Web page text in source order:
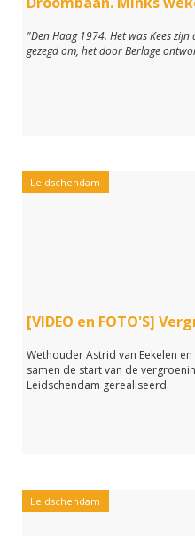
"Den Haag 1974. Het was Kees
gezegd om, het door Berlage
Leidschendam
[VIDEO en FOTO'S]
Wethouder Astrid van Eekelen
samen de start van de
Leidschendam gerealiseerd.
Leidschendam